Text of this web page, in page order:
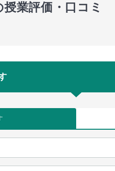
業評価・口コミ